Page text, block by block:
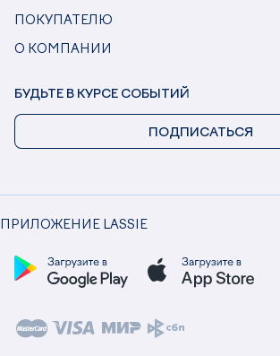
ПОКУПАТЕЛЮ
О КОМПАНИИ
ПРИЛОЖЕНИЕ LASSIE
БУДЬТЕ В КУРСЕ СОБЫТИЙ
ПОДПИСАТЬСЯ